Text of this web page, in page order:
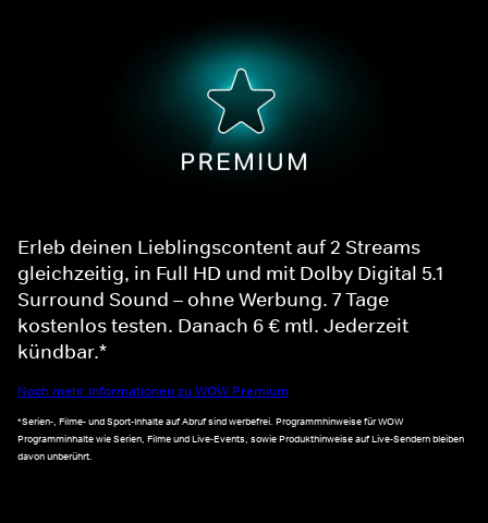
Erleb deinen Lieblingscontent auf 2 Streams
gleichzeitig, in Full HD und mit Dolby Digital 5.1
Surround Sound – ohne Werbung. 7 Tage
kostenlos testen. Danach 6 € mtl. Jederzeit
kündbar.*
Noch mehr Informationen zu WOW Premium
*Serien-, Filme- und Sport-Inhalte auf Abruf sind werbefrei. Programmhinweise für WOW
Programminhalte wie Serien, Filme und Live-Events, sowie Produkthinweise auf Live-Sendern bleiben
davon unberührt.